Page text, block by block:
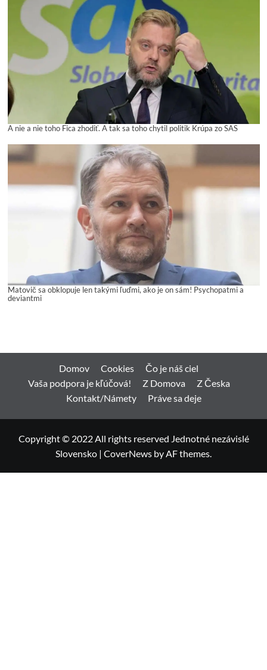
A nie a nie toho Fica zhodiť. A tak sa toho chytil politik Krúpa zo SAS
Matovič sa obklopuje len takými ľuďmi, ako je on sám! Psychopatmi a
deviantmi
Domov Cookies
Čo je náš ciel
Vaša podpora je kľúčová!
Z Domova
Z Česka
Kontakt/Námety
Práve sa deje
Copyright © 2022 All rights reserved Jednotné nezávislé
Slovensko | CoverNews by AF themes.